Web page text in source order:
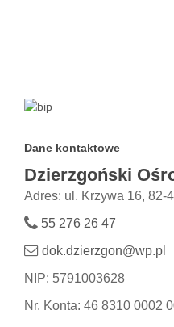
Dane kontaktowe
Dzierzgoński
Adres: ul. Krzywa 16, 82-
55 276 26 47
dok.dzierzgon@wp.pl
NIP: 5791003628
Nr. Konta: 46 8310 0002